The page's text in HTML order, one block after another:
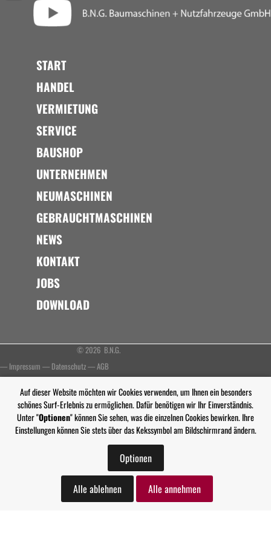
START
HANDEL
VERMIETUNG
SERVICE
BAUSHOP
UNTERNEHMEN
NEUMASCHINEN
GEBRAUCHTMASCHINEN
NEWS
KONTAKT
JOBS
DOWNLOAD
© 2026 B.N.G.
— Impressum — Datenschutz—AGB
Auf dieser Website möchten wir Cookies verwenden, um Ihnen ein besonders
schönes Surf-Erlebnis zu ermöglichen. Dafür benötigen wir Ihr Einverständnis.
Unter "Optionen" können Sie sehen, was die einzelnen Cookies bewirken. Ihre
Einstellungen können Sie stets über das Kekssymbol am Bildschirmrand ändern.
Optionen
Alle ablehnen Alle annehmen